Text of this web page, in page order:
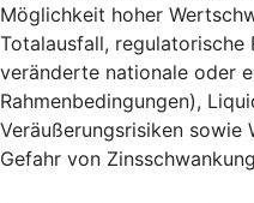
Möglichkeit hoher
Totalausfall, regulatorische
veränderte nationale oder
Rahmenbedingungen),
Veräußerungsrisiken sowie
Gefahr von